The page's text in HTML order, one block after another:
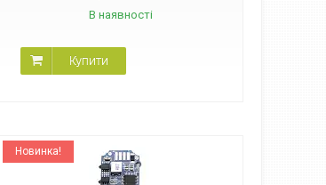
В наявності
Купити
Новинка!